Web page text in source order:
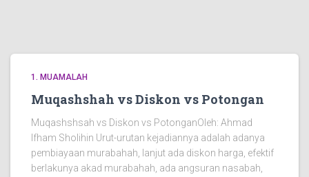
1. MUAMALAH
Muqashshah vs Diskon vs Potongan
Muqashshsah vs Diskon vs PotonganOleh: Ahmad
Ifham Sholihin Urut-urutan kejadiannya adalah adanya
pembiayaan murabahah, lanjut ada diskon harga, efektif
berlakunya akad murabahah, ada angsuran nasabah,